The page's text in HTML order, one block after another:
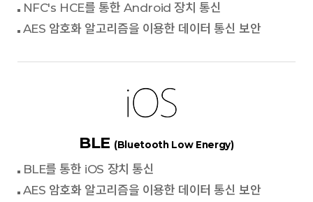
NFC's HCE를 통한 Android 장치 통신
AES 암호화 알고리즘을 이용한 데이터 통신 보안
BLE (Bluetooth Low Energy)
BLE를 통한 iOS 장치 통신
AES 암호화 알고리즘을 이용한 데이터 통신 보안